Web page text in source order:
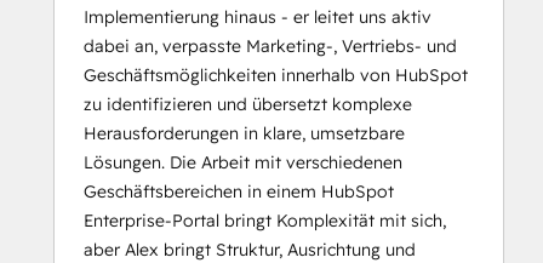
Implementierung hinaus - er leitet uns aktiv
dabei an, verpasste Marketing-, Vertriebs- und
Geschäftsmöglichkeiten innerhalb von HubSpot
zu identifizieren und übersetzt komplexe
Herausforderungen in klare, umsetzbare
Lösungen. Die Arbeit mit verschiedenen
Geschäftsbereichen in einem HubSpot
Enterprise-Portal bringt Komplexität mit sich,
aber Alex bringt Struktur, Ausrichtung und